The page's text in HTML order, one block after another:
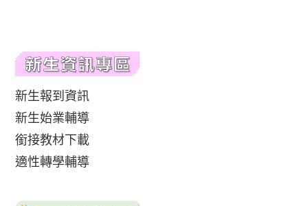
新生報到資訊
新生始業輔導
銜接教材下載
適性轉學輔導